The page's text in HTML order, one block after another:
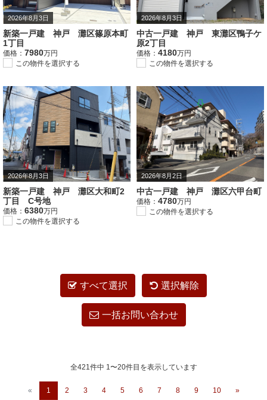
2026年8月3日
新築一戸建 神戸 灘区篠原本町
1丁目
価格： 7980万円
この物件を選択する
2026年8月3日
中古一戸建 神戸 東灘区鴨子ケ
原2丁目
価格： 4180万円
この物件を選択する
2026年8月3日
新築一戸建 神戸 灘区大和町2
丁目 C号地
価格： 6380万円
この物件を選択する
2026年8月2日
中古一戸建 神戸 灘区六甲台町
価格： 4780万円
この物件を選択する
すべて選択 選択解除
一括お問い合わせ
全421件中 1〜20件目を表示しています
« 1 2 3 4 5 6 7 8 9 10 »